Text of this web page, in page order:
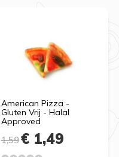
American Pizza -
Gluten Vrij - Halal
Approved
1,59€ 1,49